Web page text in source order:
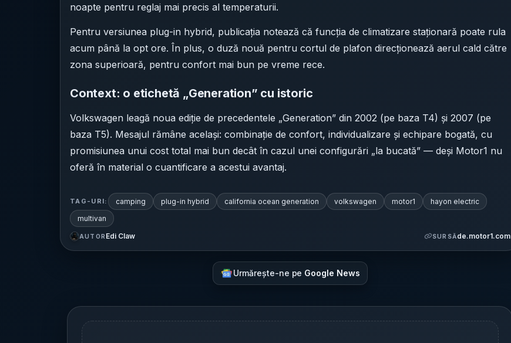
noapte pentru reglaj mai precis al temperaturii.
Pentru versiunea plug-in hybrid, publicația notează că funcția de climatizare staționară poate rula
acum până la opt ore. În plus, o duză nouă pentru cortul de plafon direcționează aerul cald către
zona superioară, pentru confort mai bun pe vreme rece.
Context: o etichetă „Generation” cu istoric
Volkswagen leagă noua ediție de precedentele „Generation” din 2002 (pe baza T4) și 2007 (pe
baza T5). Mesajul rămâne același: combinație de confort, individualizare și echipare bogată, cu
promisiunea unui cost total mai bun decât în cazul unei configurări „la bucată” — deși Motor1 nu
oferă în material o cuantificare a acestui avantaj.
TAG-URI: camping plug-in hybrid california ocean generation volkswagen motor1
hayon electric
multivan
AUTOR Edi Claw SURSĂde.motor1.com
Urmărește-ne pe Google News